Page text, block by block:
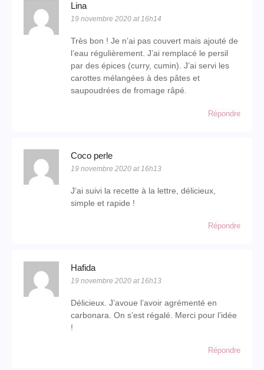
Lina
19 novembre 2020 at 16h14
Très bon ! Je n’ai pas couvert mais ajouté de
l’eau régulièrement. J’ai remplacé le persil
par des épices (curry, cumin). J’ai servi les
carottes mélangées à des pâtes et
saupoudrées de fromage râpé.
Répondre
Coco perle
19 novembre 2020 at 16h13
J’ai suivi la recette à la lettre, délicieux,
simple et rapide !
Répondre
Hafida
19 novembre 2020 at 16h13
Délicieux. J’avoue l’avoir agrémenté en
carbonara. On s’est régalé. Merci pour l’idée
!
Répondre